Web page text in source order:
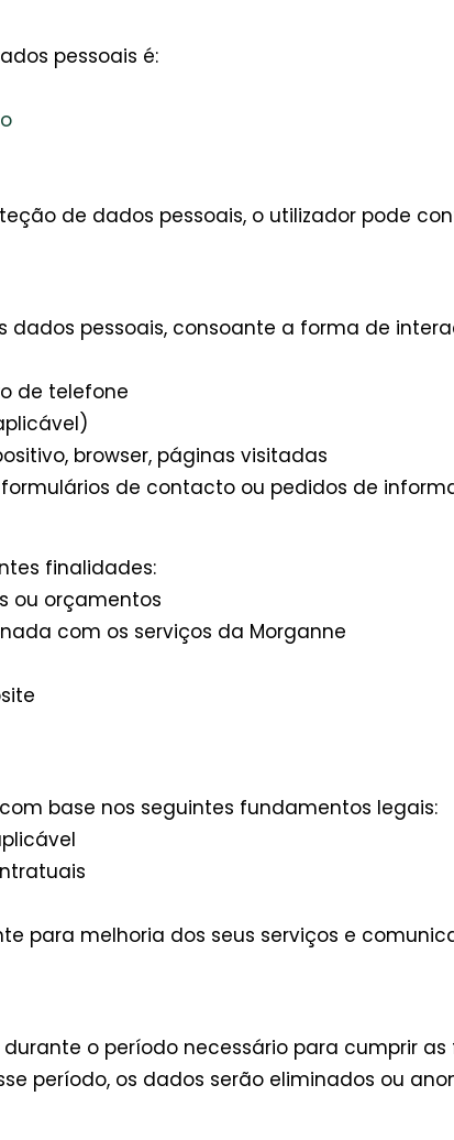
pessoais é:
de dados pessoais, o utilizador pode
dados pessoais, consoante a forma de
de telefone
browser, páginas visitadas
de contacto ou pedidos de
finalidades:
ou orçamentos
com os serviços da Morganne
base nos seguintes fundamentos legais:
para melhoria dos seus serviços e
o período necessário para cumprir
período, os dados serão eliminados ou